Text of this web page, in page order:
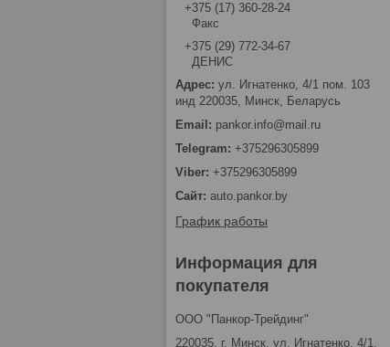
+375 (17) 360-28-24
Факс
+375 (29) 772-34-67
ДЕНИС
ул. Игнатенко, 4/1 пом. 103
инд 220035, Минск, Беларусь
pankor.info@mail.ru
+375296305899
+375296305899
auto.pankor.by
График работы
Информация для
покупателя
ООО "Панкор-Трейдинг"
220035, г. Минск, ул. Игнатенко, 4/1,